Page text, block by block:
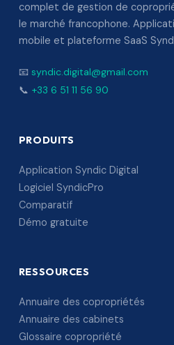
complet de gestion de
le marché francophone.
mobile et plateforme SaaS
📧 syndic.digital@gmail.com
📞 +33 6 51 11 56 90
PRODUITS
Application Syndic Digital
Logiciel SyndicPro
Comparatif
Démo gratuite
RESSOURCES
Annuaire des copropriétés
Annuaire des cabinets
Glossaire copropriété